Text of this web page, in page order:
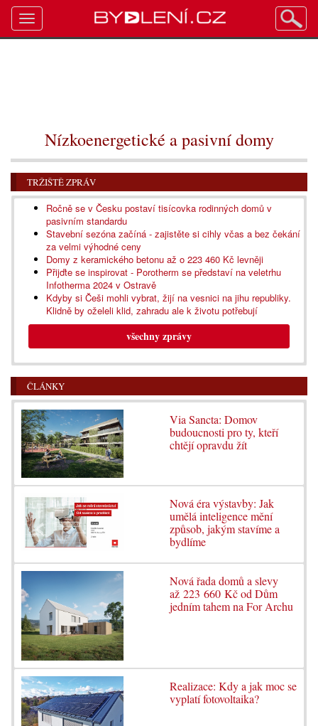
Nízkoenergetické a pasivní domy
TRŽIŠTĚ ZPRÁV
Ročně se v Česku postaví tisícovka rodinných domů v
pasivním standardu
Stavební sezóna začíná - zajistěte si cihly včas a bez čekání
za velmi výhodné ceny
Domy z keramického betonu až o 223 460 Kč levněji
Přijďte se inspirovat - Porotherm se představí na veletrhu
Infotherma 2024 v Ostravě
Kdyby si Češi mohli vybrat, žijí na vesnici na jihu republiky.
Klidně by oželeli klid, zahradu ale k životu potřebují
všechny zprávy
ČLÁNKY
Via Sancta: Domov
budoucnosti pro ty, kteří
chtějí opravdu žít
Nová éra výstavby: Jak
umělá inteligence mění
způsob, jakým stavíme a
bydlíme
Nová řada domů a slevy
až 223 660 Kč od Dům
jedním tahem na For Archu
Realizace: Kdy a jak moc se
vyplatí fotovoltaika?
Toggle
navigation